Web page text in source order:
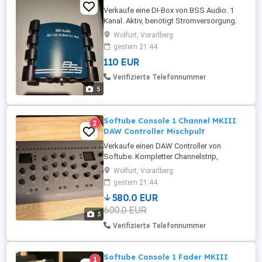
5
Verkaufe eine DI-Box von BSS Audio. 1
Kanal. Aktiv, benötigt Stromversorgung.
Extrem robustes Gehäuse. Perfekter
Zustand, war nur selten in Verwendung.
Wolfurt, Vorarlberg
gestern 21:44
110 EUR
Verifizierte Telefonnummer
3
2
Softube Console 1 Channel MKIII
DAW Controller Mischpult
Verkaufe einen DAW Controller von
Softube. Kompletter Channelstrip,
individuell konfigurierbar. Filter,
Kompressor, EQ etc alles an einem Gerät.
2 adaptive Bildschirme, direkte Steuerung
vieler DAW Funktionen. Funktioniert mit
allen gängigen DAWs. Zustand ist
neuwertig, kaum gebraucht
Wolfurt, Vorarlberg
gestern 21:44
580.0 EUR
600.0 EUR
Verifizierte Telefonnummer
1 Softube Console 1 Fader MKIII